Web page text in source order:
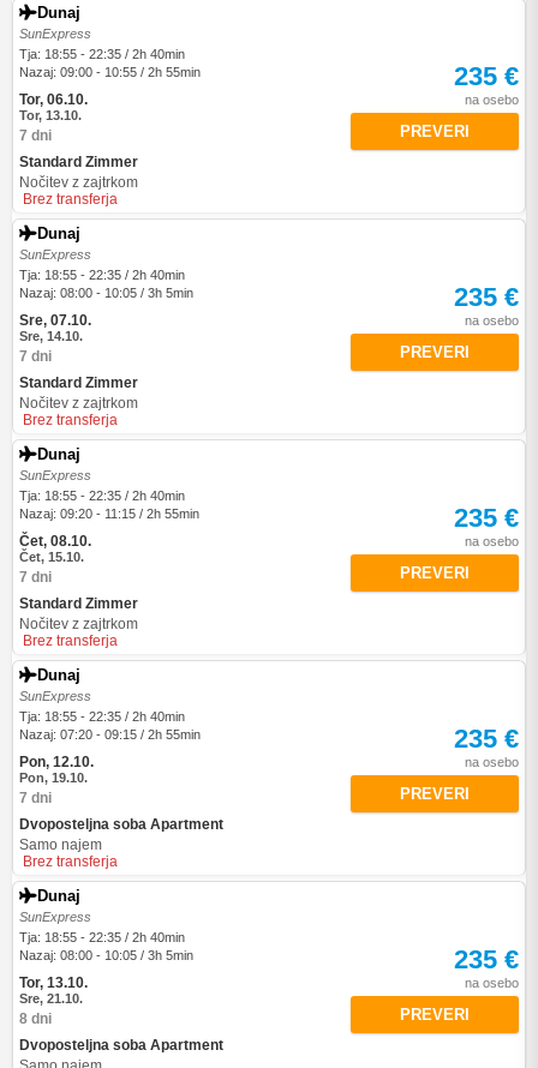
Dunaj
SunExpress
Tja: 18:55 - 22:35 / 2h 40min
Nazaj: 09:00 - 10:55 / 2h 55min
Tor, 06.10.
Tor, 13.10.
7 dni
Standard Zimmer
Nočitev z zajtrkom
Brez transferja
235 €
na osebo
PREVERI
Dunaj
SunExpress
Tja: 18:55 - 22:35 / 2h 40min
Nazaj: 08:00 - 10:05 / 3h 5min
Sre, 07.10.
Sre, 14.10.
7 dni
Standard Zimmer
Nočitev z zajtrkom
Brez transferja
235 €
na osebo
PREVERI
Dunaj
SunExpress
Tja: 18:55 - 22:35 / 2h 40min
Nazaj: 09:20 - 11:15 / 2h 55min
Čet, 08.10.
Čet, 15.10.
7 dni
Standard Zimmer
Nočitev z zajtrkom
Brez transferja
235 €
na osebo
PREVERI
Dunaj
SunExpress
Tja: 18:55 - 22:35 / 2h 40min
Nazaj: 07:20 - 09:15 / 2h 55min
Pon, 12.10.
Pon, 19.10.
7 dni
Dvoposteljna soba Apartment
Samo najem
Brez transferja
235 €
na osebo
PREVERI
Dunaj
SunExpress
Tja: 18:55 - 22:35 / 2h 40min
Nazaj: 08:00 - 10:05 / 3h 5min
Tor, 13.10.
Sre, 21.10.
8 dni
Dvoposteljna soba Apartment
235 €
na osebo
PREVERI